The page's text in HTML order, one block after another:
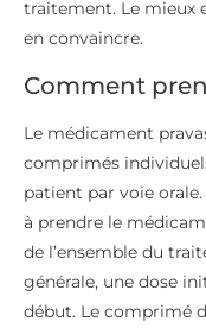
traitement. Le mieux
en convaincre.
Comment
Le médicament
comprimés
patient par voie
à prendre le
de l’ensemble du
générale, une dose
début. Le comprimé